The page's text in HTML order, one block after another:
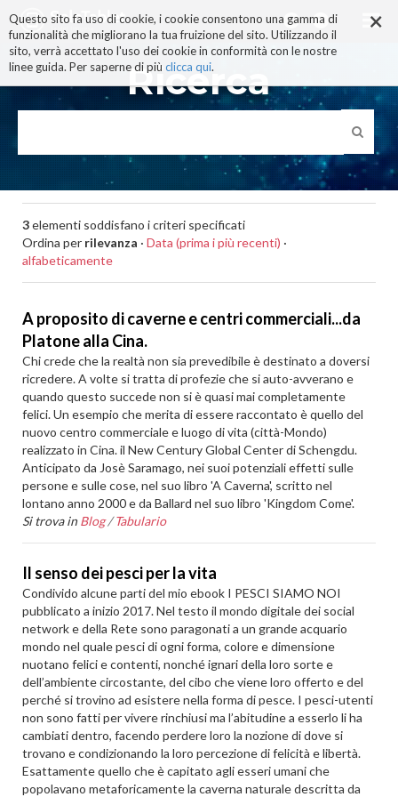
×
Questo sito fa uso di cookie, i cookie consentono una gamma di
funzionalità che migliorano la tua fruizione del sito. Utilizzando il
sito, verrà accettato l'uso dei cookie in conformità con le nostre
linee guida. Per saperne di più clicca qui.
ai
contenuti.
|
alla
navigazione
Ricerca
3elementi soddisfano i criteri specificati
Ordina per rilevanza · Data (prima i più recenti) ·
alfabeticamente
A proposito di caverne e centri commerciali...da
Platone alla Cina.
Chi crede che la realtà non sia prevedibile è destinato a doversi
ricredere. A volte si tratta di profezie che si auto-avverano e
quando questo succede non si è quasi mai completamente
felici. Un esempio che merita di essere raccontato è quello del
nuovo centro commerciale e luogo di vita (città-Mondo)
realizzato in Cina. il New Century Global Center di Schengdu.
Anticipato da Josè Saramago, nei suoi potenziali effetti sulle
persone e sulle cose, nel suo libro 'A Caverna', scritto nel
lontano anno 2000 e da Ballard nel suo libro 'Kingdom Come'.
Si trova in Blog /Tabulario
Il senso dei pesci per la vita
Condivido alcune parti del mio ebook I PESCI SIAMO NOI
pubblicato a inizio 2017. Nel testo il mondo digitale dei social
network e della Rete sono paragonati a un grande acquario
mondo nel quale pesci di ogni forma, colore e dimensione
nuotano felici e contenti, nonché ignari della loro sorte e
dell’ambiente circostante, del cibo che viene loro offerto e del
perché si trovino ad esistere nella forma di pesce. I pesci-utenti
non sono fatti per vivere rinchiusi ma l’abitudine a esserlo li ha
cambiati dentro, facendo perdere loro la nozione di dove si
trovano e condizionando la loro percezione di felicità e libertà.
Esattamente quello che è capitato agli esseri umani che
popolavano metaforicamente la caverna naturale descritta da